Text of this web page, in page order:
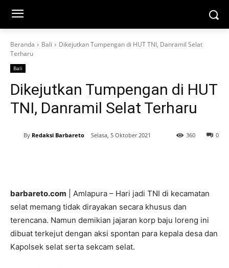
Beranda Bali
Dikejutkan Tumpengan di HUT TNI, Danramil Selat
Terharu
Bali
Dikejutkan Tumpengan di HUT
TNI, Danramil Selat Terharu
By Redaksi Barbareto Selasa, 5 Oktober 2021 0
360
barbareto.com | Amlapura – Hari jadi TNI di kecamatan
selat memang tidak dirayakan secara khusus dan
terencana. Namun demikian jajaran korp baju loreng ini
dibuat terkejut dengan aksi spontan para kepala desa dan
Kapolsek selat serta sekcam selat.